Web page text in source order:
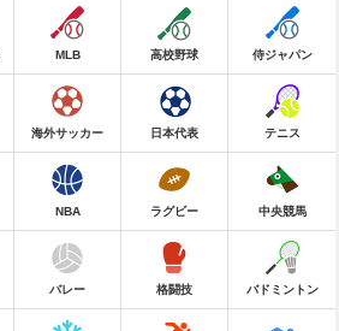
MLB 高校野球 侍ジャパン
海外サッカー 日本代表 テニス
NBA ラグビー 中央競馬
バレー 格闘技 バドミントン